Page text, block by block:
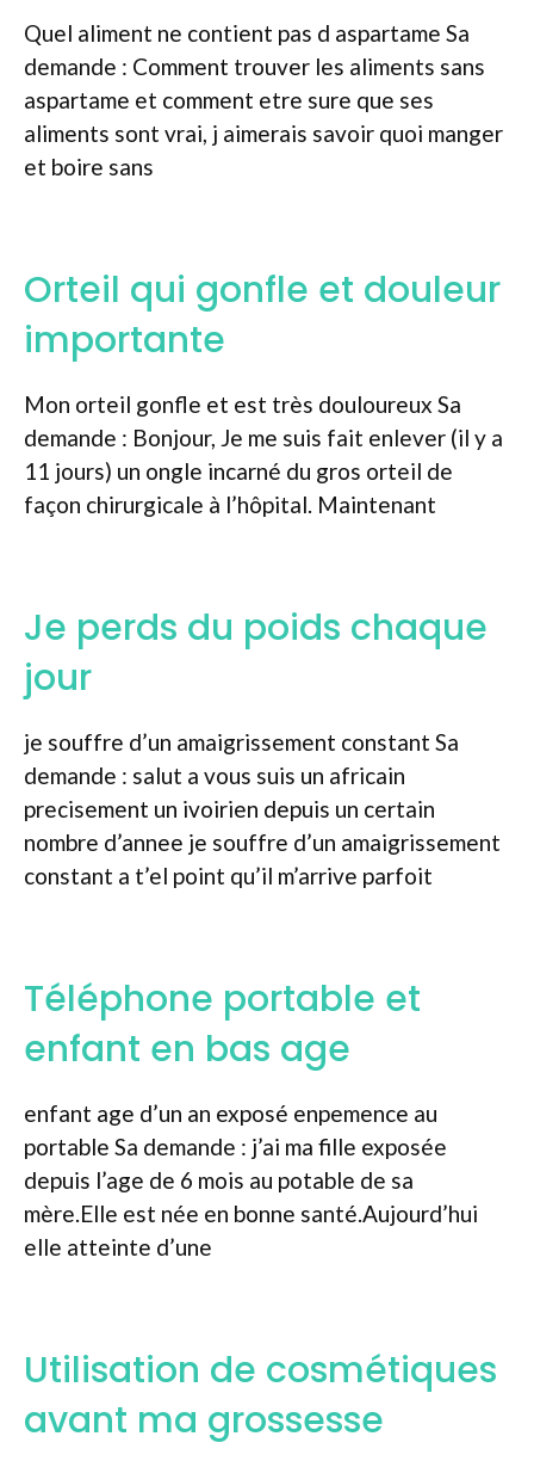
Quel aliment ne contient pas d aspartame Sa
demande : Comment trouver les aliments sans
aspartame et comment etre sure que ses
aliments sont vrai, j aimerais savoir quoi manger
et boire sans
Orteil qui gonfle et douleur
importante
Mon orteil gonfle et est très douloureux Sa
demande : Bonjour, Je me suis fait enlever (il y a
11 jours) un ongle incarné du gros orteil de
façon chirurgicale à l’hôpital. Maintenant
Je perds du poids chaque
jour
je souffre d’un amaigrissement constant Sa
demande : salut a vous suis un africain
precisement un ivoirien depuis un certain
nombre d’annee je souffre d’un amaigrissement
constant a t’el point qu’il m’arrive parfoit
Téléphone portable et
enfant en bas age
enfant age d’un an exposé enpemence au
portable Sa demande : j’ai ma fille exposée
depuis l’age de 6 mois au potable de sa
mère.Elle est née en bonne santé.Aujourd’hui
elle atteinte d’une
Utilisation de cosmétiques
avant ma grossesse